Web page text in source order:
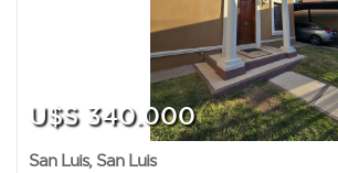
U$S 340.000
San Luis, San Luis